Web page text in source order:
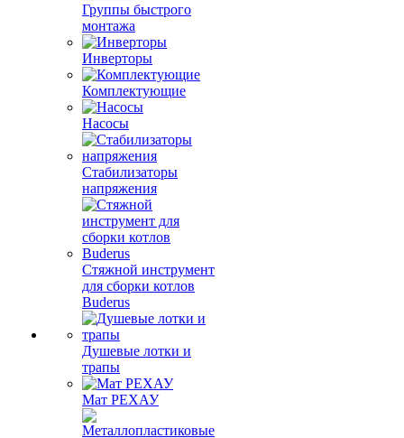
Группы быстрого
монтажа
Инверторы
Комплектующие
Насосы
Стабилизаторы
напряжения
Стяжной инструмент
для сборки котлов
Buderus
Душевые лотки и
трапы
Мат РЕХАУ